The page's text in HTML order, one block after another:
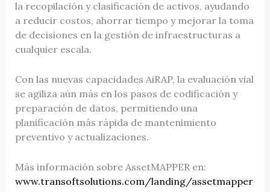
la recopilación y clasificación de activos, ayudando
a reducir costos, ahorrar tiempo y mejorar la toma
de decisiones en la gestión de infraestructuras a
cualquier escala.
Con las nuevas capacidades AiRAP, la evaluación vial
se agiliza aún más en los pasos de codificación y
preparación de datos, permitiendo una
planificación más rápida de mantenimiento
preventivo y actualizaciones.
Más información sobre AssetMAPPER en:
www.transoftsolutions.com/landing/assetmapper